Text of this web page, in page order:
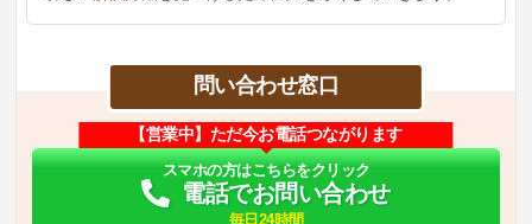
問い合わせ窓口
【営業中】ただ今お電話つながります
スマホの方はこちらをクリック
電話でお問い合わせ
毎日24時間